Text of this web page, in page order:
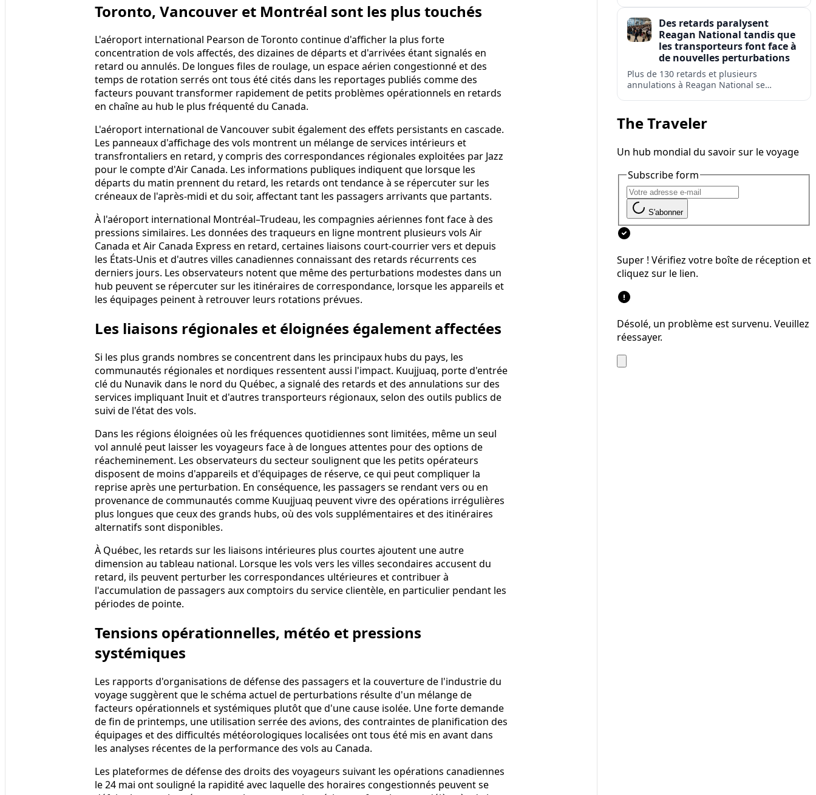
Toronto, Vancouver et Montréal sont les plus touchés
L'aéroport international Pearson de Toronto continue d'afficher la plus forte
concentration de vols affectés, des dizaines de départs et d'arrivées étant signalés en
retard ou annulés. De longues files de roulage, un espace aérien congestionné et des
temps de rotation serrés ont tous été cités dans les reportages publiés comme des
facteurs pouvant transformer rapidement de petits problèmes opérationnels en retards
en chaîne au hub le plus fréquenté du Canada.
L'aéroport international de Vancouver subit également des effets persistants en cascade.
Les panneaux d'affichage des vols montrent un mélange de services intérieurs et
transfrontaliers en retard, y compris des correspondances régionales exploitées par Jazz
pour le compte d'Air Canada. Les informations publiques indiquent que lorsque les
départs du matin prennent du retard, les retards ont tendance à se répercuter sur les
créneaux de l'après-midi et du soir, affectant tant les passagers arrivants que partants.
À l'aéroport international Montréal–Trudeau, les compagnies aériennes font face à des
pressions similaires. Les données des traqueurs en ligne montrent plusieurs vols Air
Canada et Air Canada Express en retard, certaines liaisons court-courrier vers et depuis
les États-Unis et d'autres villes canadiennes connaissant des retards récurrents ces
derniers jours. Les observateurs notent que même des perturbations modestes dans un
hub peuvent se répercuter sur les itinéraires de correspondance, lorsque les appareils et
les équipages peinent à retrouver leurs rotations prévues.
Les liaisons régionales et éloignées également affectées
Si les plus grands nombres se concentrent dans les principaux hubs du pays, les
communautés régionales et nordiques ressentent aussi l'impact. Kuujjuaq, porte d'entrée
clé du Nunavik dans le nord du Québec, a signalé des retards et des annulations sur des
services impliquant Inuit et d'autres transporteurs régionaux, selon des outils publics de
suivi de l'état des vols.
Dans les régions éloignées où les fréquences quotidiennes sont limitées, même un seul
vol annulé peut laisser les voyageurs face à de longues attentes pour des options de
réacheminement. Les observateurs du secteur soulignent que les petits opérateurs
disposent de moins d'appareils et d'équipages de réserve, ce qui peut compliquer la
reprise après une perturbation. En conséquence, les passagers se rendant vers ou en
provenance de communautés comme Kuujjuaq peuvent vivre des opérations irrégulières
plus longues que ceux des grands hubs, où des vols supplémentaires et des itinéraires
alternatifs sont disponibles.
À Québec, les retards sur les liaisons intérieures plus courtes ajoutent une autre
dimension au tableau national. Lorsque les vols vers les villes secondaires accusent du
retard, ils peuvent perturber les correspondances ultérieures et contribuer à
l'accumulation de passagers aux comptoirs du service clientèle, en particulier pendant les
périodes de pointe.
Tensions opérationnelles, météo et pressions
systémiques
Les rapports d'organisations de défense des passagers et la couverture de l'industrie du
voyage suggèrent que le schéma actuel de perturbations résulte d'un mélange de
facteurs opérationnels et systémiques plutôt que d'une cause isolée. Une forte demande
de fin de printemps, une utilisation serrée des avions, des contraintes de planification des
équipages et des difficultés météorologiques localisées ont tous été mis en avant dans
les analyses récentes de la performance des vols au Canada.
Les plateformes de défense des droits des voyageurs suivant les opérations canadiennes
le 24 mai ont souligné la rapidité avec laquelle des horaires congestionnés peuvent se
réseaux de vols domestiques et
internationaux.
Des retards paralysent
Reagan National tandis que
les transporteurs font face à
de nouvelles perturbations
Plus de 130 retards et plusieurs
annulations à Reagan National se
américaines pendant une période de forte
affluence.
The Traveler
Un hub mondial du savoir sur le voyage
Subscribe form
S'abonner
Super ! Vérifiez votre boîte de réception et
cliquez sur le lien.
Désolé, un problème est survenu. Veuillez
réessayer.